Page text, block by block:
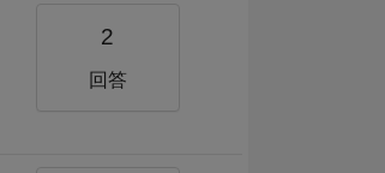
2
回答